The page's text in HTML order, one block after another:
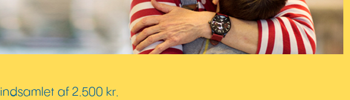
indsamlet af 2.500 kr.